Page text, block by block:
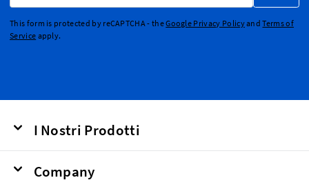
This form is protected by reCAPTCHA - theGoogle Privacy PolicyandTerms of
Service apply.
I Nostri Prodotti
Company